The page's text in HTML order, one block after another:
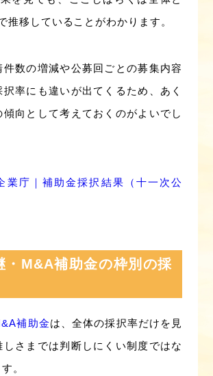
推移していることがわかります。
件数の増減や公募回ごとの募集内容
率にも違いが出てくるため、あく
傾向として考えておくのがよいでし
業庁｜補助金採択結果（十一次公
・M&A補助金の枠別の採
補助金は、全体の採択率だけを見
しさまでは判断しにくい制度ではな
。